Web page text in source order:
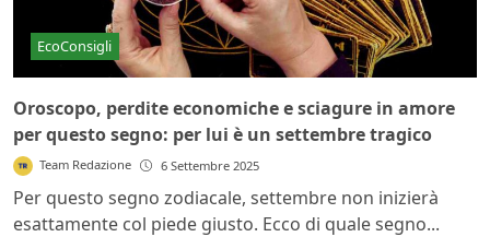
EcoConsigli
Oroscopo, perdite economiche e sciagure in amore
per questo segno: per lui è un settembre tragico
Team Redazione 6 Settembre 2025
Per questo segno zodiacale, settembre non inizierà
esattamente col piede giusto. Ecco di quale segno...